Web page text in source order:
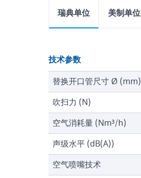
瑞典单位 美制单位
技术参数
替换开口管尺寸 Ø (mm)
吹扫力 (N)
空气消耗量 (Nm³/h)
声级水平 (dB(A))
空气喷嘴技术